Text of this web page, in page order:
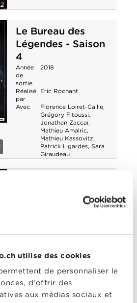
utilise des cookies
de personnaliser le
d'offrir des
aux médias sociaux et
Le Bureau des
Légendes - Saison
4
Année
de
sortie
2018
Réalisé
par
Eric Rochant
Avec Florence Loiret-Caille,
Grégory Fitoussi,
Jonathan Zaccaï,
Mathieu Amalric,
Mathieu Kassovitz,
Patrick Ligardes, Sara
Giraudeau
Légendes - Saison
Samuel Collardey
Florence Loiret-Caille,
Jean-Pierre Darroussin
Jonathan Zaccaï
Drucker,Mathieu Demy,